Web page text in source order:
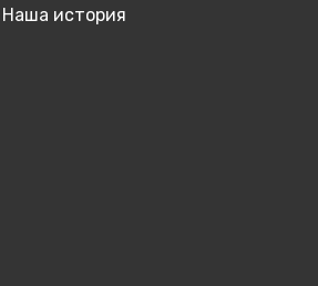
Наша история